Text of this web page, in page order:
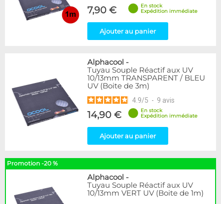
7,90 €
En stock
Expédition immédiate
Ajouter au panier
Alphacool -
Tuyau Souple Réactif aux UV
10/13mm TRANSPARENT / BLEU
UV (Boite de 3m)
4.9/5 - 9 avis
14,90 €
En stock
Expédition immédiate
Ajouter au panier
Promotion -20 %
Alphacool -
Tuyau Souple Réactif aux UV
10/13mm VERT UV (Boite de 1m)